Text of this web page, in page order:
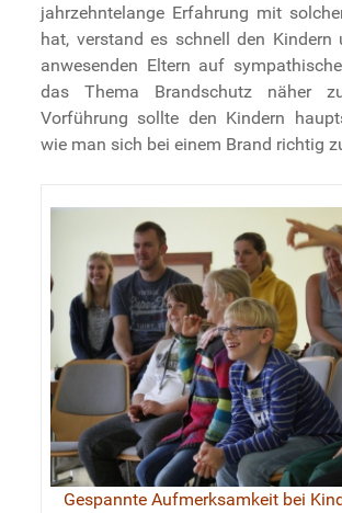
jahrzehntelange Erfahrung mit
hat, verstand es schnell den Kindern
anwesenden Eltern auf
das Thema Brandschutz näher
Vorführung sollte den Kindern
wie man sich bei einem Brand richtig
Gespannte Aufmerksamkeit bei